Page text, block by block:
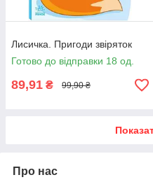
Лисичка. Пригоди звіряток
Готово до відправки 18 од.
89,91 ₴ 99,90 ₴
Про нас